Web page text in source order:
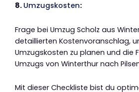
8. Umzugskosten:
Frage bei Umzug Scholz aus
detaillierten Kostenvoranschlag,
Umzugskosten zu planen und die
Umzugs von Winterthur nach
Mit dieser Checkliste bist du